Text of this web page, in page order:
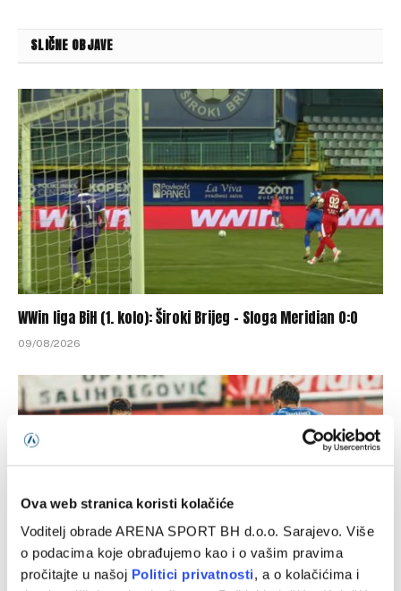
Ova web stranica koristi kolačiće
Voditelj obrade ARENA SPORT BH d.o.o. Sarajevo. Više
o podacima koje obrađujemo kao i o vašim pravima
pročitajte u našoj Politici privatnosti, a o kolačićima i
SLIČNE OBJAVE
WWin liga BiH (1. kolo): Široki Brijeg – Sloga Meridian 0:0
09/08/2026